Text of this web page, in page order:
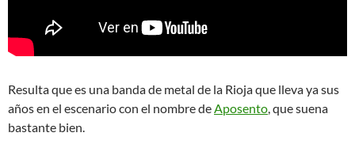
Resulta que es una banda de metal de la Rioja que lleva ya sus
años en el escenario con el nombre deAposento, que suena
bastante bien.